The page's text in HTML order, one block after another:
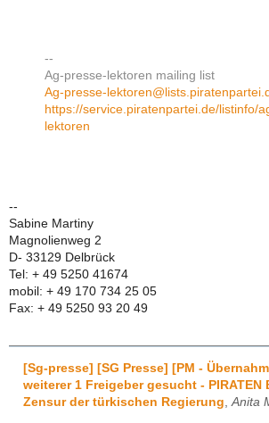
--
Ag-presse-lektoren mailing list
Ag-presse-
https://service.piratenpartei.de/listinfo/
lektoren
--
Sabine Martiny
Magnolienweg 2
D- 33129 Delbrück
Tel: + 49 5250 41674
mobil: + 49 170 734 25 05
Fax: + 49 5250 93 20 49
[Sg-presse] [SG Presse] [PM -
weiterer 1 Freigeber gesucht - PIRATEN
Zensur der türkischen Regierung Anita